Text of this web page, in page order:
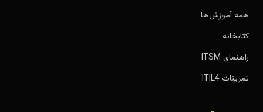
همه آموزش‌ها
کتابخانه
راهنمای ITSM
تمرینات ITIL4